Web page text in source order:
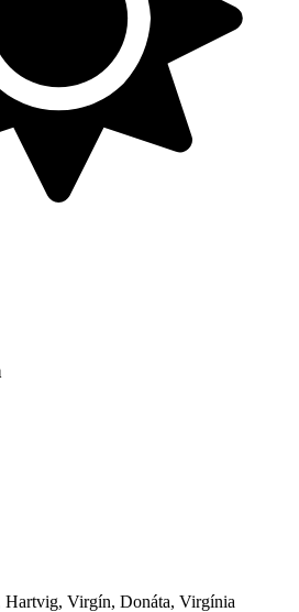
Hartvig, Virgín, Donáta, Virgínia